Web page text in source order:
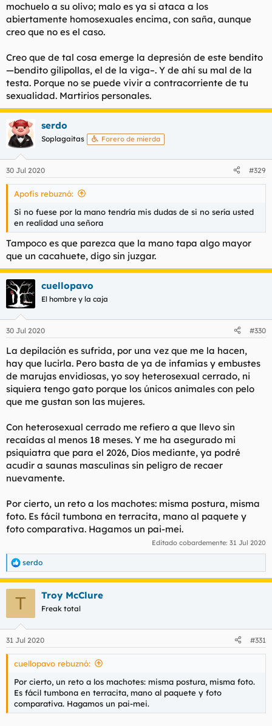
mochuelo a su olivo; malo es ya si ataca a los
abiertamente homosexuales encima, con saña, aunque
creo que no es el caso.
Creo que de tal cosa emerge la depresión de este bendito
—bendito gilipollas, el de la viga–. Y de ahí su mal de la
testa. Porque no se puede vivir a contracorriente de tu
sexualidad. Martirios personales.
serdo
Soplagaitas Forero de mierda
30 Jul 2020 #329
Apofis rebuznó:
Si no fuese por la mano tendría mis dudas de si no sería usted
en realidad una señora
Tampoco es que parezca que la mano tapa algo mayor
que un cacahuete, digo sin juzgar.
cuellopavo
El hombre y la caja
30 Jul 2020 #330
La depilación es sufrida, por una vez que me la hacen,
hay que lucirla. Pero basta de ya de infamias y embustes
de marujas envidiosas, yo soy heterosexual cerrado, ni
siquiera tengo gato porque los únicos animales con pelo
que me gustan son las mujeres.
Con heterosexual cerrado me refiero a que llevo sin
recaídas al menos 18 meses. Y me ha asegurado mi
psiquiatra que para el 2026, Dios mediante, ya podré
acudir a saunas masculinas sin peligro de recaer
nuevamente.
Por cierto, un reto a los machotes: misma postura, misma
foto. Es fácil tumbona en terracita, mano al paquete y
foto comparativa. Hagamos un pai-mei.
Editado cobardemente: 31 Jul 2020
R
e
a
e
s
serdo
T Troy McClure
Freak total
31 Jul 2020 #331
cuellopavo rebuznó:
Por cierto, un reto a los machotes: misma postura, misma foto.
Es fácil tumbona en terracita, mano al paquete y foto
comparativa. Hagamos un pai-mei.